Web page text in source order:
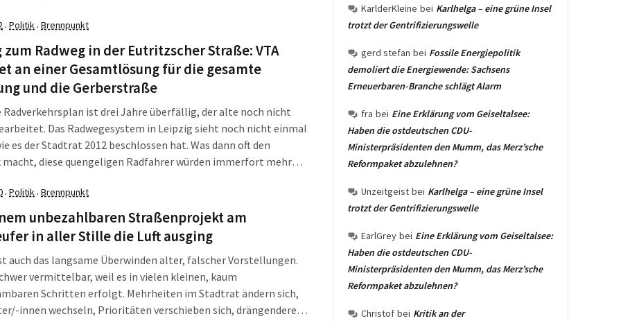
bestätigt worden. Der Stadtrat muss darüber noch
· Politik· Brennpunkt
zum Radweg in der Eutritzscher Straße: VTA
an einer Gesamtlösung für die gesamte
und die Gerberstraße
Radverkehrsplan ist drei Jahre überfällig, der alte noch nicht
Das Radwegesystem in Leipzig sieht noch nicht einmal
es der Stadtrat 2012 beschlossen hat. Was dann oft den
macht, diese quengeligen Radfahrer würden immerfort mehr
Hauptnetzes geht, […]
· Politik· Brennpunkt
unbezahlbaren Straßenprojekt am
in aller Stille die Luft ausging
auch das langsame Überwinden alter, falscher Vorstellungen.
vermittelbar, weil es in vielen kleinen, kaum
Schritten erfolgt. Mehrheiten im Stadtrat ändern sich,
innen wechseln, Prioritäten verschieben sich, drängendere
KarlderKleine bei Karlhelga – eine grüne Insel
trotzt der Gentrifizierungswelle
gerd stefan bei Fossile Energiepolitik
demoliert die Energiewende: Sachsens
Erneuerbaren-Branche schlägt Alarm
fra bei Eine Erklärung vom Geiseltalsee:
Haben die ostdeutschen CDU-
Ministerpräsidenten den Mumm, das Merz’sche
Reformpaket abzulehnen?
Unzeitgeist bei Karlhelga – eine grüne Insel
trotzt der Gentrifizierungswelle
EarlGrey bei Eine Erklärung vom Geiseltalsee:
Haben die ostdeutschen CDU-
Ministerpräsidenten den Mumm, das Merz’sche
Reformpaket abzulehnen?
Christof bei Kritik an der